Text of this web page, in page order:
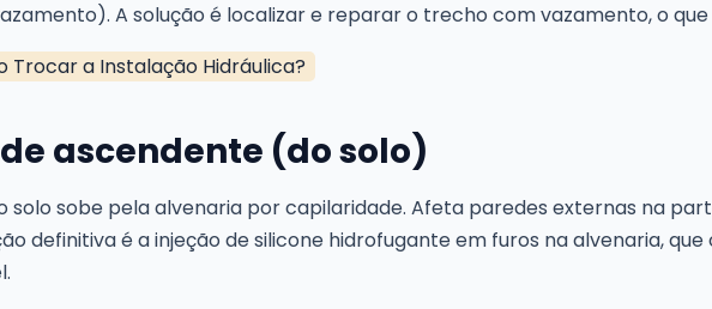
A solução é localizar e reparar o trecho com vazamento, o
Trocar a Instalação Hidráulica?
ascendente (do solo)
solo sobe pela alvenaria por capilaridade. Afeta paredes externas na
definitiva é a injeção de silicone hidrofugante em furos na alvenaria,